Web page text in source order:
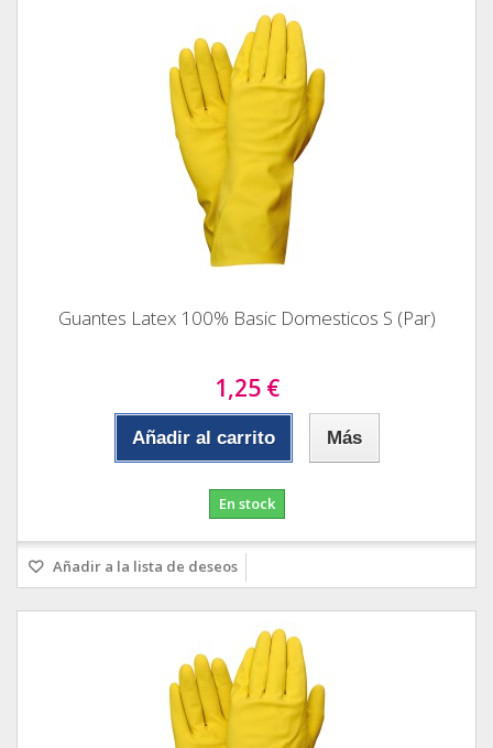
Guantes Latex 100% Basic Domesticos S (Par)
1,25 €
Añadir al carrito Más
En stock
Añadir a la lista de deseos